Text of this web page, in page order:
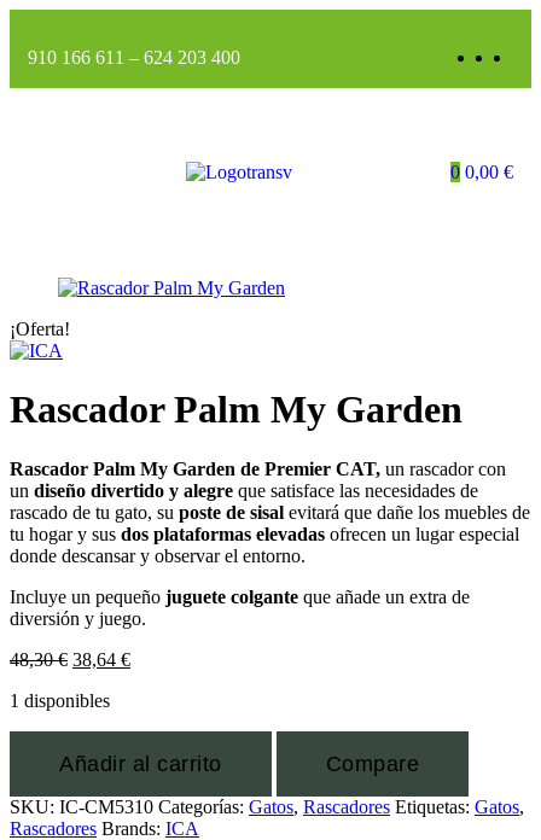
910 166 611 – 624 203 400
0 0,00 €
¡Oferta!
Rascador Palm My Garden
Rascador Palm My Garden de Premier CAT, un rascador con
un diseño divertido y alegre que satisface las necesidades de
rascado de tu gato, su poste de sisal evitará que dañe los muebles de
tu hogar y sus dos plataformas elevadas ofrecen un lugar especial
donde descansar y observar el entorno.
Incluye un pequeño juguete colgante que añade un extra de
diversión y juego.
48,30€ 38,64 €
1 disponibles
Añadir al carrito Compare
SKU: IC-CM5310 Categorías: Gatos, Rascadores Etiquetas: Gatos,
Rascadores Brands: ICA